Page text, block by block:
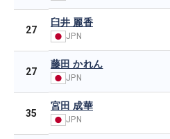
27
臼井 麗香
JPN
27
藤田 かれん
JPN
35
宮田 成華
JPN